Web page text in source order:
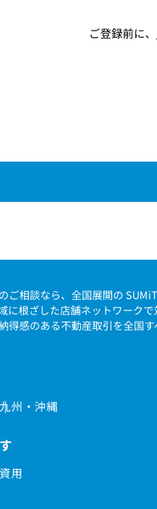
ご登録前に、
ご相談なら、全国展開の
に根ざした店舗ネットワーク
感のある不動産取引を全国す
九州・沖縄
用